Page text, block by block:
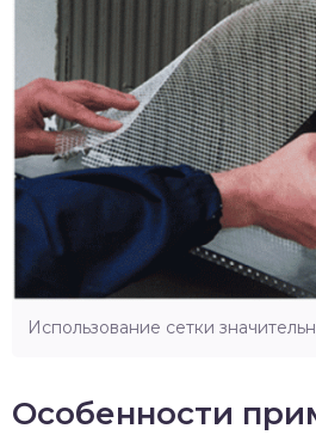
Использование сетки
Особенности